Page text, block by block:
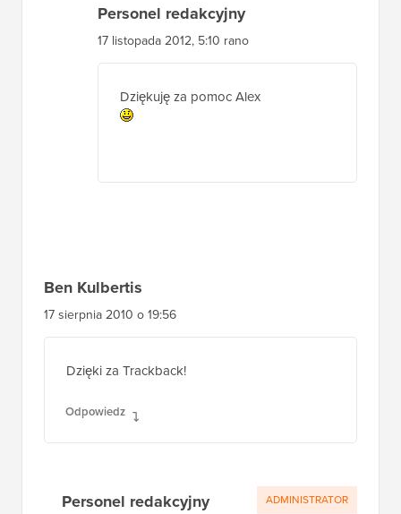
Personel redakcyjny
17 listopada 2012, 5:10 rano
Dziękuję za pomoc Alex
Ben Kulbertis
17 sierpnia 2010 o 19:56
Dzięki za Trackback!
Odpowiedz
Personel redakcyjny ADMINISTRATOR